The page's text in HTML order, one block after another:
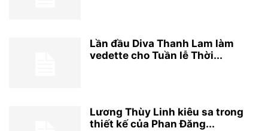
Lần đầu Diva Thanh Lam làm
vedette cho Tuần lễ Thời...
Lương Thùy Linh kiêu sa trong
thiết kế của Phan Đăng...